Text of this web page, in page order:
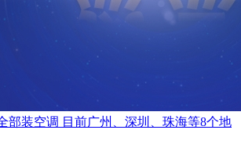
部装空调 目前广州、深圳、珠海等8个地